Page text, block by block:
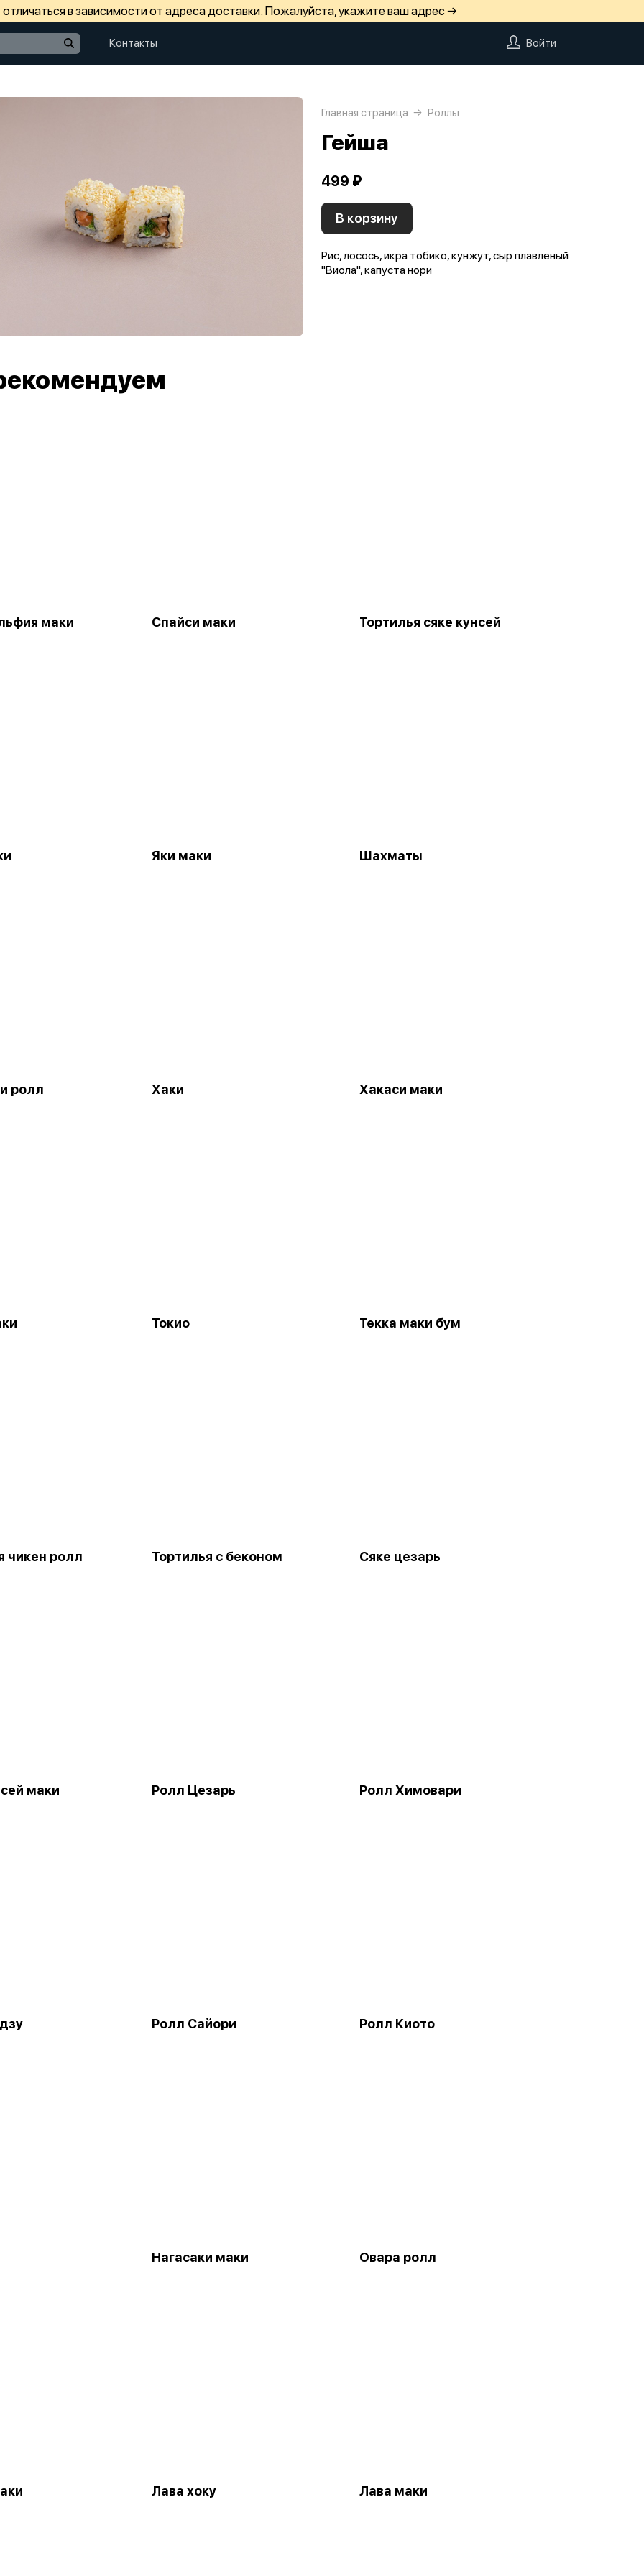
в зависимости от адреса доставки. Пожалуйста, укажите ваш адрес →
Контакты Войти
Главная страница Роллы
Гейша
499 ₽
В корзину
Рис, лосось, икра тобико, кунжут, сыр плавленый
"Виола", капуста нори
маки Спайси маки Тортилья сяке кунсей
Яки маки Шахматы
ролл Хаки Хакаси маки
Токио Текка маки бум
чикен ролл Тортилья с беконом Сяке цезарь
маки Ролл Цезарь Ролл Химовари
Ролл Сайори Ролл Киото
Нагасаки маки Овара ролл
Лава хоку Лава маки